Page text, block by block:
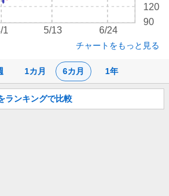
1カ月 6カ月 1年
90
120
1 5/13 6/24
チャートをもっと見る
ランキングで比較